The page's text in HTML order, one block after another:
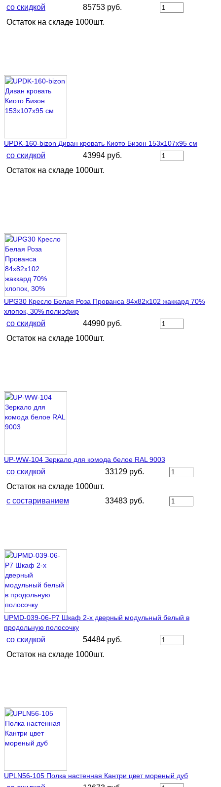
со скидкой
85753 руб.
Остаток на складе 1000шт.
UPDK-160-bizon Диван кровать Киото Бизон 153х107х95 см
со скидкой
43994 руб.
Остаток на складе 1000шт.
UPG30 Кресло Белая Роза Прованса 84х82х102 жаккард 70%
хлопок, 30% полиэфир
со скидкой
44990 руб.
Остаток на складе 1000шт.
UP-WW-104 Зеркало для комода белое RAL 9003
со скидкой
33129 руб.
Остаток на складе 1000шт.
с состариванием
33483 руб.
UPMD-039-06-P7 Шкаф 2-х дверный модульный белый в
продольную полосочку
со скидкой
54484 руб.
Остаток на складе 1000шт.
UPLN56-105 Полка настенная Кантри цвет мореный дуб